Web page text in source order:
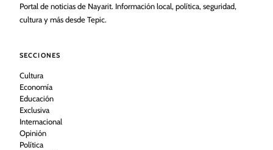
Portal de noticias de Nayarit. Información local, política, seguridad,
cultura y más desde Tepic.
SECCIONES
Cultura
Economía
Educación
Exclusiva
Internacional
Opinión
Política